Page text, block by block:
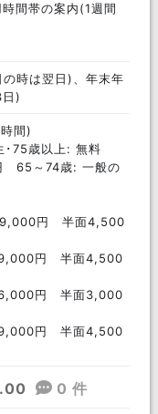
間帯の案内(1週間
時は翌日)、年末年
)
間)
75歳以上: 無料
65～74歳: 一般の
円 半面4,500
円 半面4,500
円 半面3,000
円 半面4,500
0 件